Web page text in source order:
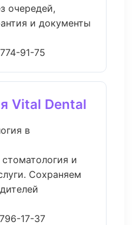
очередей,
и документы
91-75
Vital Dental
в
и
Сохраняем
17-37